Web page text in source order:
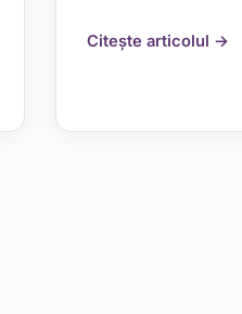
Citește articolul →